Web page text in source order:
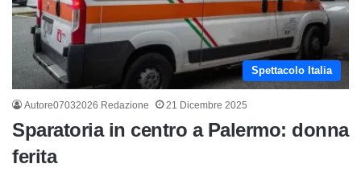
Spettacolo Italia
Autore07032026 Redazione 21 Dicembre 2025
Sparatoria in centro a Palermo: donna
ferita